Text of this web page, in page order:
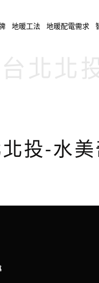
地暖工法 地暖配電需求
投-水美